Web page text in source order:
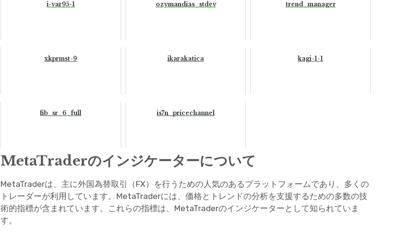
i-var95-1 ozymandias_stdev trend_manager
xkprmst-9 ikarakatica kagi-1-1
fib_sr_6_full is7n_pricechannel
MetaTraderのインジケーターについて
MetaTraderは、主に外国為替取引（FX）を行うための人気のあるプラットフォームであり、多くの
トレーダーが利用しています。MetaTraderには、価格とトレンドの分析を支援するための多数の技
術的指標が含まれています。これらの指標は、MetaTraderのインジケーターとして知られていま
す。